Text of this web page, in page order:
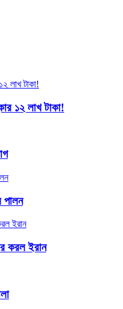
১২ লাখ টাকা!
পালন
করল ইরান